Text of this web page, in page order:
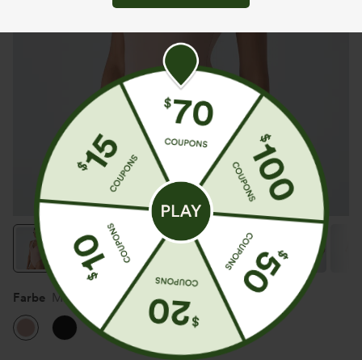
Farbe Misty Rose